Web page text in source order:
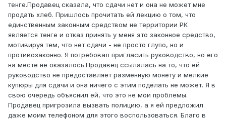
тенге.Продавец сказала, что сдачи нет и она не может мне
продать хлеб. Пришлось прочитать ей лекцию о том, что
единственным законным средством не территории РК
является тенге и отказ принять у меня это законное средство,
мотивируя тем, что нет сдачи - не просто глупо, но и
противозаконно. Я потребовал пригласить руководство, но его
на месте не оказалось.Продавец ссылалась на то, что ей
руководство не предоставляет разменную монету и мелкие
купюры для сдачи и она ничего с этим поделать не может. Я в
свою очередь объяснил ей, что это не мои проблемы.
Продавец пригрозила вызвать полицию, а я ей предложил
даже моим телефоном для этого воспользоваться. Благо в